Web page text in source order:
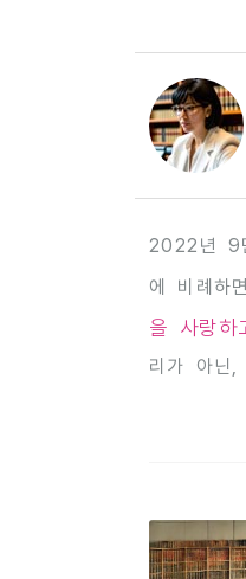
2022년 9
에 비례하
을 사랑
리가 아닌,